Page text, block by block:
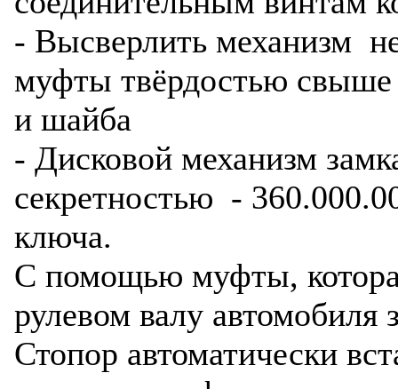
- Высверлить механизм
муфты твёрдостью
и шайба
- Дисковой механизм
секретностью -
ключа.
С помощью муфты,
рулевом валу автомобиля
Стопор автоматически